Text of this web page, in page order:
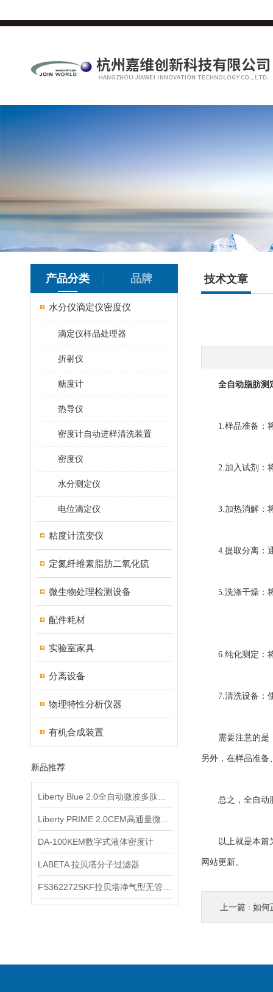
产品分类 品牌
水分仪滴定仪密度仪
滴定仪样品处理器
折射仪
糖度计
热导仪
密度计自动进样清洗装置
密度仪
水分测定仪
电位滴定仪
粘度计流变仪
定氮纤维素脂肪二氧化硫
微生物处理检测设备
配件耗材
实验室家具
分离设备
物理特性分析仪器
有机合成装置
新品推荐
DA-100KEM数字式液体密度计
LABETA 拉贝塔分子过滤器
技术文章
全自动脂肪测
1.样品准备：将
2.加入试剂：将
3.加热消解：将
4.提取分离：通
5.洗涤干燥：将
6.纯化测定：将
7.清洗设备：使
需要注意的是，
另外，在样品准
总之，全自动脂
以上就是本篇为
网站更新。
上一篇 : 如何